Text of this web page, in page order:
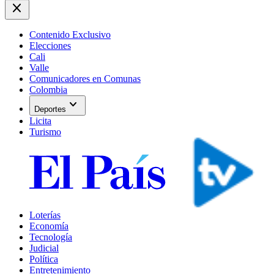
close
Contenido Exclusivo
Elecciones
Cali
Valle
Comunicadores en Comunas
Colombia
Deportes expand_more
Licita
Turismo
Loterías
Economía
Tecnología
Judicial
Política
Entretenimiento